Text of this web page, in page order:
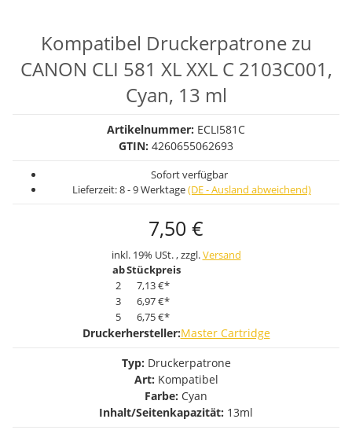
Kompatibel Druckerpatrone zu
CANON CLI 581 XL XXL C 2103C001,
Cyan, 13 ml
Artikelnummer: ECLI581C
GTIN: 4260655062693
Sofort verfügbar
Lieferzeit:8 - 9 Werktage(DE - Ausland abweichend)
7,50 €
inkl. 19% USt. , zzgl.Versand
abStückpreis
2
7,13 €*
3
6,97 €*
5
6,75 €*
Druckerhersteller:Master Cartridge
Typ: Druckerpatrone
Art: Kompatibel
Farbe: Cyan
Inhalt/Seitenkapazität: 13ml